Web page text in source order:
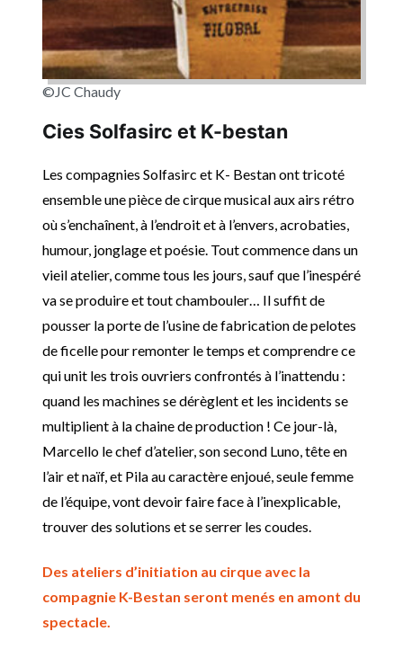
©JC Chaudy
Cies Solfasirc et K-bestan
Les compagnies Solfasirc et K- Bestan ont tricoté
ensemble une pièce de cirque musical aux airs rétro
où s’enchaînent, à l’endroit et à l’envers, acrobaties,
humour, jonglage et poésie. Tout commence dans un
vieil atelier, comme tous les jours, sauf que l’inespéré
va se produire et tout chambouler… Il suffit de
pousser la porte de l’usine de fabrication de pelotes
de ficelle pour remonter le temps et comprendre ce
qui unit les trois ouvriers confrontés à l’inattendu :
quand les machines se dérèglent et les incidents se
multiplient à la chaine de production ! Ce jour-là,
Marcello le chef d’atelier, son second Luno, tête en
l’air et naïf, et Pila au caractère enjoué, seule femme
de l’équipe, vont devoir faire face à l’inexplicable,
trouver des solutions et se serrer les coudes.
Des ateliers d’initiation au cirque avec la
compagnie K-Bestan seront menés en amont du
spectacle.